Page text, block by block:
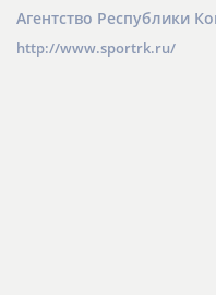
Агентство Республики
http://www.sportrk.ru/